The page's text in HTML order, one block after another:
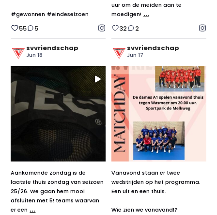
#gewonnen #eindeseizoen
55 5
uur om de meiden aan te
moedigen! ...
32 2
svvriendschap
Jun 18
Aankomende zondag is de
laatste thuis zondag van seizoen
25/26. We gaan hem mooi
afsluiten met 5! teams waarvan
er een ...
svvriendschap
Jun 17
Vanavond staan er twee
wedstrijden op het programma.
Een uit en een thuis.
Wie zien we vanavond!?